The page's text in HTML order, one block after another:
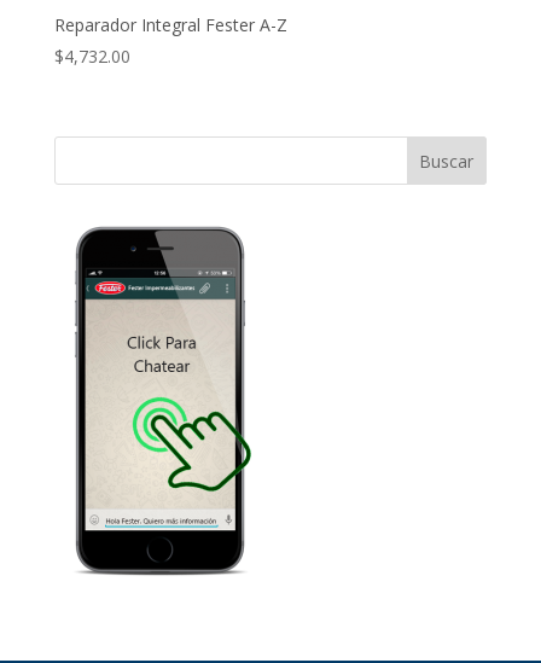
Reparador Integral Fester A-Z
$4,732.00